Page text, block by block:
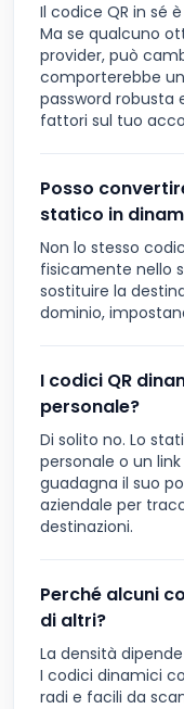
Il codice QR in sé
Ma se qualcuno
provider, può
comporterebbe
password robusta
fattori sul tuo
Posso
statico in
Non lo stesso
fisicamente nello
sostituire la
dominio,
I codici QR
personale?
Di solito no. Lo
personale o un
guadagna il suo
aziendale per
destinazioni.
Perché alcuni
di altri?
La densità
I codici dinamici
radi e facili da